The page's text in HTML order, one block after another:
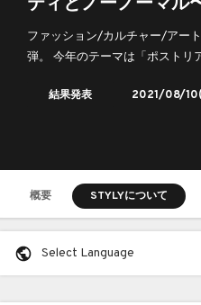
ファッション/カルチャー/アー
弾。 今年のテーマは「ポストリ
結果発表 2021/08/10
概要 STYLYについて
Select Language